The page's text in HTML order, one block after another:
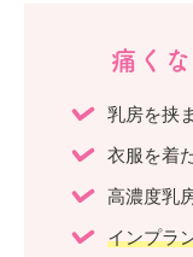
痛く
乳房を挟
衣服を着
高濃度乳
インプラ